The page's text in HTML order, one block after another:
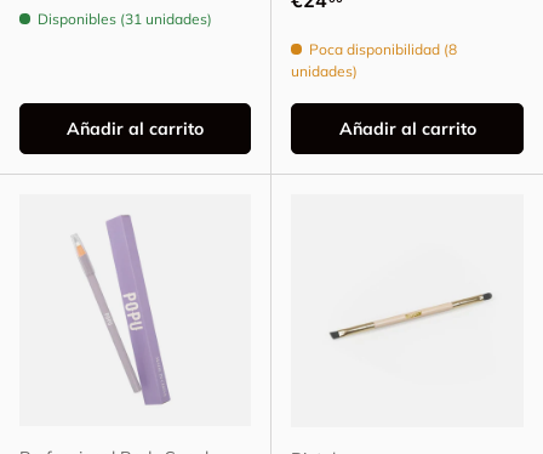
Disponibles (31 unidades)
Añadir al carrito
Poca disponibilidad (8
unidades)
Añadir al carrito